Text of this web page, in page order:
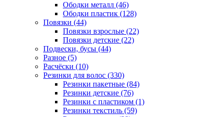
Ободки металл (46)
Ободки пластик (128)
Повязки (44)
Повязки взрослые (22)
Повязки детские (22)
Подвески, бусы (44)
Разное (5)
Расчёски (10)
Резинки для волос (330)
Резинки пакетные (84)
Резинки детские (76)
Резинки с пластиком (1)
Резинки текстиль (59)